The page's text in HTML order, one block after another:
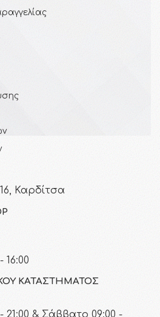
Καρδίτσα
16:00
ΚΑΤΑΣΤΉΜΑΤΟΣ
21:00 & Σάββατο 09:00 -